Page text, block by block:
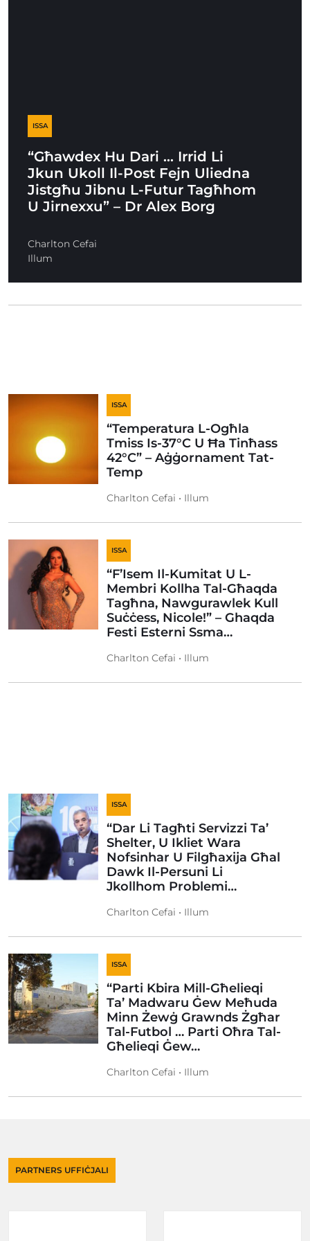
ISSA
“Għawdex Hu Dari … Irrid Li
Jkun Ukoll Il-Post Fejn Uliedna
Jistgħu Jibnu L-Futur Tagħhom
U Jirnexxu” – Dr Alex Borg
Charlton Cefai
Illum
ISSA
“Temperatura L-Ogħla
Tmiss Is-37°C U Ħa Tinħass
42°C” – Aġġornament Tat-
Temp
Charlton Cefai • Illum
ISSA
“F’Isem Il-Kumitat U L-
Membri Kollha Tal-Għaqda
Tagħna, Nawgurawlek Kull
Suċċess, Nicole!” – Ghaqda
Festi Esterni Ssma…
Charlton Cefai • Illum
ISSA
“Dar Li Tagħti Servizzi Ta’
Shelter, U Ikliet Wara
Nofsinhar U Filgħaxija Għal
Dawk Il-Persuni Li
Jkollhom Problemi…
Charlton Cefai • Illum
ISSA
“Parti Kbira Mill-Għelieqi
Ta’ Madwaru Ġew Meħuda
Minn Żewġ Grawnds Żgħar
Tal-Futbol … Parti Oħra Tal-
Għelieqi Ġew…
Charlton Cefai • Illum
PARTNERS UFFIĊJALI